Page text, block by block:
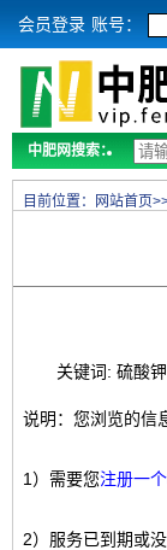
会员登录 账号：
中肥网搜索：
目前位置： 网站首页
关键词: 硫酸
说明：您浏览的信
1）需要您注册一
2）服务已到期或